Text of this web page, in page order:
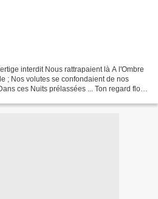
interdit Nous rattrapaient là A l'Ombre
; Nos volutes se confondaient de nos
ces Nuits prélassées ... Ton regard flou